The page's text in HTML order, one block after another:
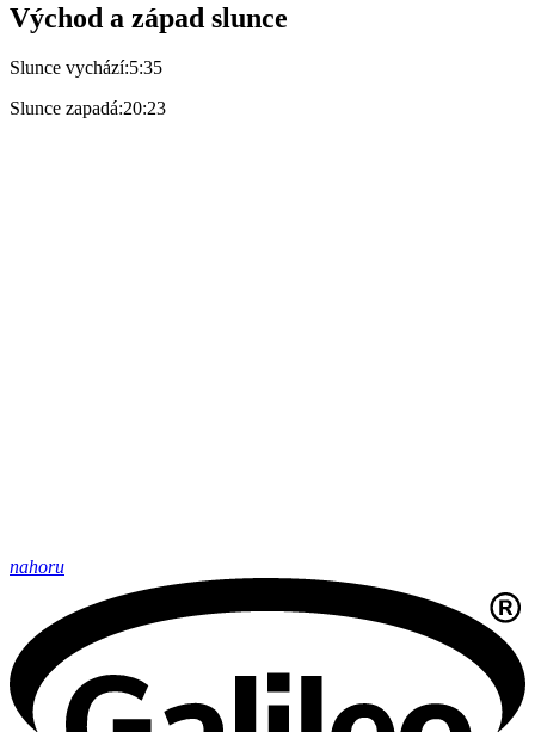
Východ a západ slunce
Slunce vychází:5:35
Slunce zapadá:20:23
nahoru